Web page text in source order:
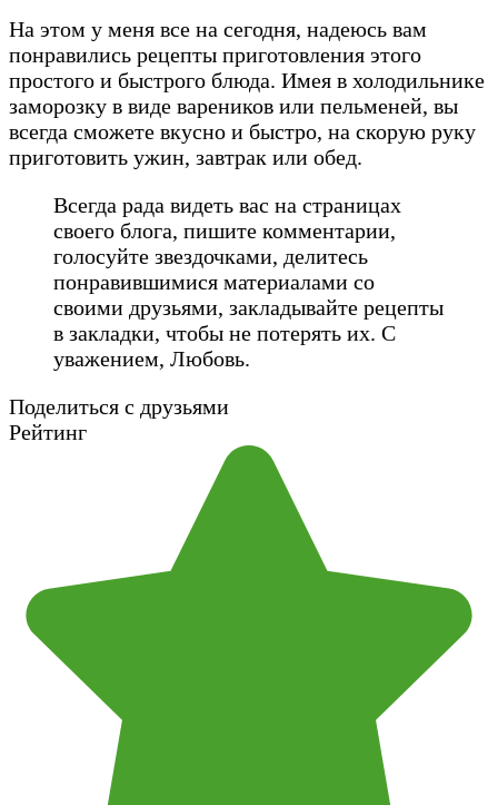
На этом у меня все на сегодня, надеюсь вам
понравились рецепты приготовления этого
простого и быстрого блюда. Имея в холодильнике
заморозку в виде вареников или пельменей, вы
всегда сможете вкусно и быстро, на скорую руку
приготовить ужин, завтрак или обед.
Всегда рада видеть вас на страницах
своего блога, пишите комментарии,
голосуйте звездочками, делитесь
понравившимися материалами со
своими друзьями, закладывайте рецепты
в закладки, чтобы не потерять их. С
уважением, Любовь.
Поделиться с друзьями
Рейтинг